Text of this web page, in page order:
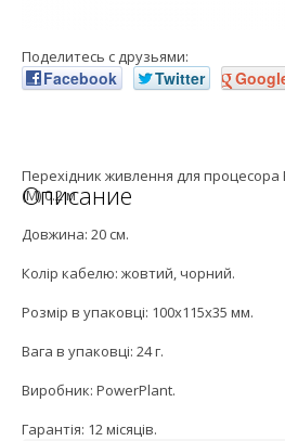
Поделитесь с друзьями:
Facebook Twitter
Описание
Перехідник живлення для процесора
(M) 0.2 м
Довжина: 20 см.
Колір кабелю: жовтий, чорний.
Розмір в упаковці: 100x115x35 мм.
Вага в упаковці: 24 г.
Виробник: PowerPlant.
Гарантія: 12 місяців.